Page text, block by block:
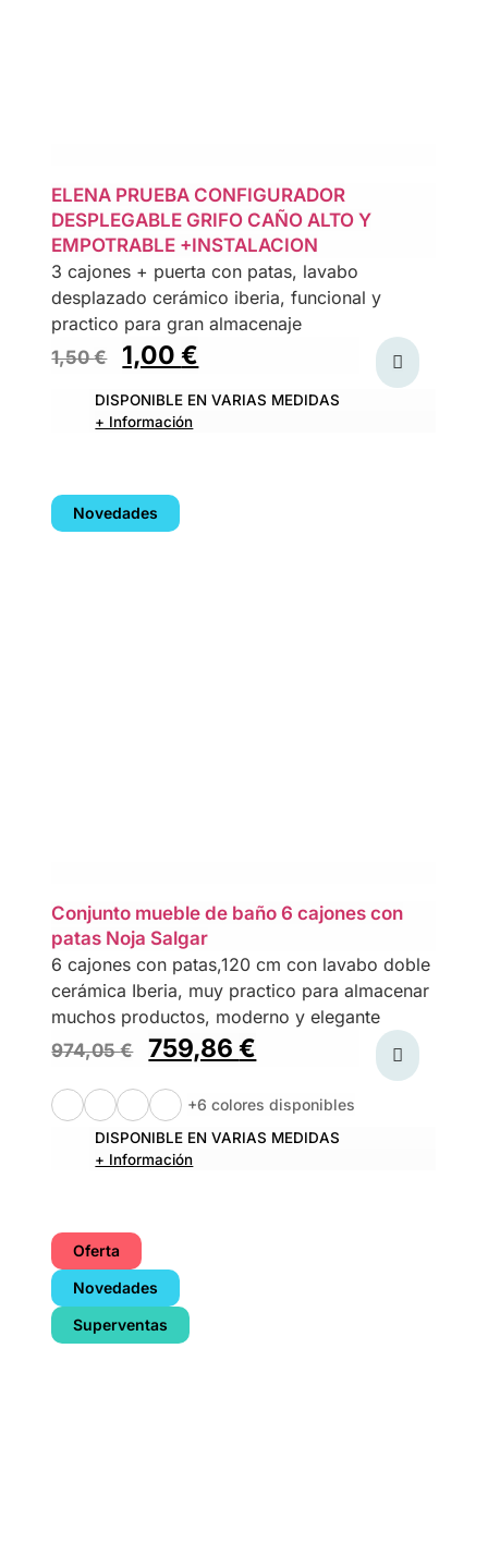
ELENA PRUEBA CONFIGURADOR
DESPLEGABLE GRIFO CAÑO ALTO Y
EMPOTRABLE +INSTALACION
3 cajones + puerta con patas, lavabo
desplazado cerámico iberia, funcional y
practico para gran almacenaje
1,50€ 1,00€
DISPONIBLE EN VARIAS MEDIDAS
+ Información
Novedades
Conjunto mueble de baño 6 cajones con
patas Noja Salgar
6 cajones con patas,120 cm con lavabo doble
cerámica Iberia, muy practico para almacenar
muchos productos, moderno y elegante
974,05€ 759,86€
+6 colores disponibles
DISPONIBLE EN VARIAS MEDIDAS
+ Información
Oferta
Novedades
Superventas